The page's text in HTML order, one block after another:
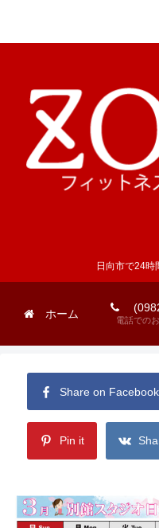
日向市で24時
ホーム 電話での
Share on Facebook
Pin it